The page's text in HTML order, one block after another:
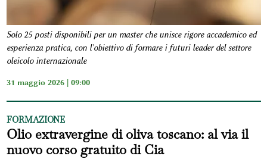
Solo 25 posti disponibili per un master che unisce rigore accademico ed
esperienza pratica, con l'obiettivo di formare i futuri leader del settore
oleicolo internazionale
31 maggio 2026 | 09:00
FORMAZIONE
Olio extravergine di oliva toscano: al via il
nuovo corso gratuito di Cia